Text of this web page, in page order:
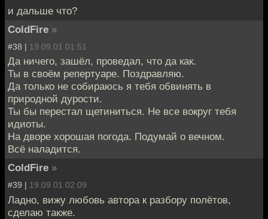
и дальше что?
ColdFire »
#38 | 19.09.01 01:51
Да ничего, зашёл, проведал, что да как.
Ты в своём репертуаре. Поздравляю.
Да только не собираюсь я тебя обвинять в
природной дурости.
Ты бы перестал щетиниться. Не все вокруг тебя
идиоты.
На дворе хорошая погода. Подумай о вечном.
Всё наладится.
ColdFire »
#39 | 19.09.01 02:09
Ладно, вижу любовь автора к разбору полётов,
сделаю также.